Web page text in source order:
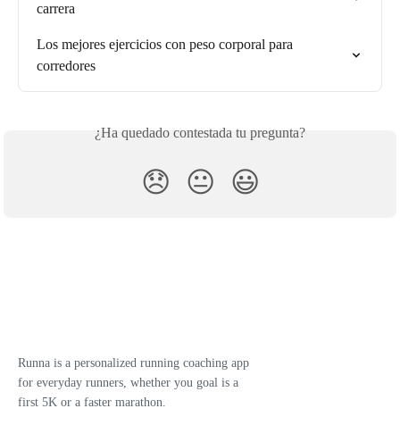
carrera
Los mejores ejercicios con peso corporal para
corredores
¿Ha quedado contestada tu pregunta?
😞 😐 😃
Runna is a personalized running coaching app
for everyday runners, whether you goal is a
first 5K or a faster marathon.